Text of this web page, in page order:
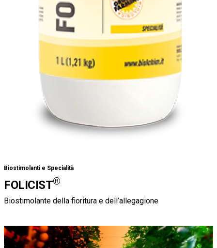
Biostimolanti e Specialità
FOLICIST®
Biostimolante della fioritura e dell’allegagione